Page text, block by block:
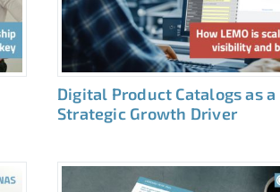
Digital Product Catalogs as a
Strategic Growth Driver